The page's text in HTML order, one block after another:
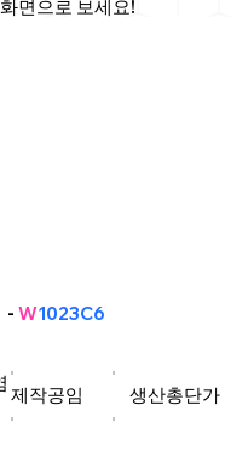
면으로 보세요!
W1023C6
제작공임 생산총단가